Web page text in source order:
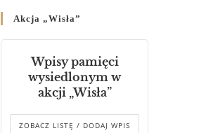
днях 2-12 липня 2024 р.”
Декрет єпископів
Перемисько-Варшавської
Митрополії стосовно
звершування Божественної
літургії
Akcja „Wisła”
Wpisy pamięci
wysiedlonym w
akcji „Wisła”
ZOBACZ LISTĘ / DODAJ WPIS